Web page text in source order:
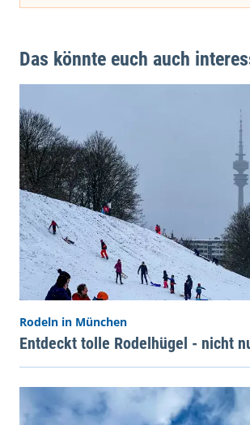
Das könnte euch auch
Rodeln in München
Entdeckt tolle Rodelhügel - nicht